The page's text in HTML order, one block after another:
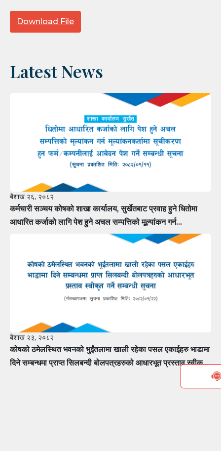
Download File
Latest News
बैशाख २६, २०८२
कर्मचारी सञ्चय कोषको शाखा कार्यालय, सुर्खेतबाट प्रवाह हुने धितोमा
आधारित कर्जाको लागि पेश हुने अचल सम्पत्तिको मूल्यांकन गर्न
मूल्यांकनकर्तामा सूचीकरण हुन फर्म÷कम्पनीलाई आवेदन पेश गर्ने सम्बन्धी
बैशाख २३, २०८२
कोषको ठमेलस्थित भवनको भुईंतलामा खाली रहेका पसल एकाईहरु भाडामा
दिने सम्बन्धमा प्राप्त सिलबन्दी बोलपत्रहरुको आधारभूत प्रस्ताव स्वीकृत